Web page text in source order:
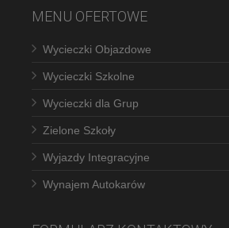
MENU OFERTOWE
Wycieczki Objazdowe
Wycieczki Szkolne
Wycieczki dla Grup
Zielone Szkoły
Wyjazdy Integracyjne
Wynajem Autokarów